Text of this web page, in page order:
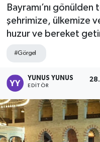
Bayramı’nı
şehrimize, ülkemize
huzur ve bereket
#Görgel
YUNUS YUNUS
EDITÖR